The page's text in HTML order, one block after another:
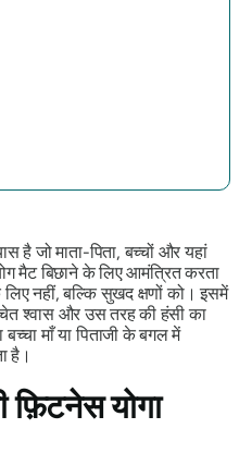
है जो माता-पिता, बच्चों और यहां
मैट बिछाने के लिए आमंत्रित करता
नहीं, बल्किसुखद क्षणों को। इसमें
श्वास और उस तरह की हंसी का
माँ या पिताजी के बगल में
है।
फ़िटनेस योगा